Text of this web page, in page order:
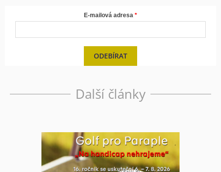
E-mailová adresa
ODEBÍRAT
Další články